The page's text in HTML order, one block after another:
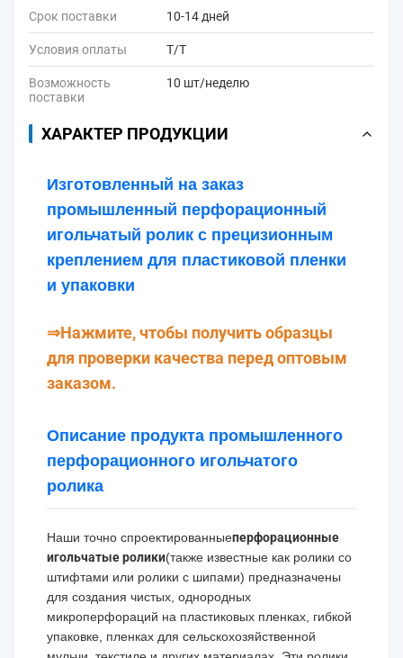
Срок поставки 10-14 дней
Условия оплаты Т/Т
Возможность
поставки
10 шт/неделю
ХАРАКТЕР ПРОДУКЦИИ
Изготовленный на заказ
промышленный перфорационный
игольчатый ролик с прецизионным
креплением для пластиковой пленки
и упаковки
⇒Нажмите, чтобы получить образцы
для проверки качества перед оптовым
заказом.
Описание продукта промышленного
перфорационного игольчатого
ролика
Наши точно спроектированныеперфорационные
игольчатые ролики(также известные как ролики со
штифтами или ролики с шипами) предназначены
для создания чистых, однородных
микроперфораций на пластиковых пленках, гибкой
упаковке, пленках для сельскохозяйственной